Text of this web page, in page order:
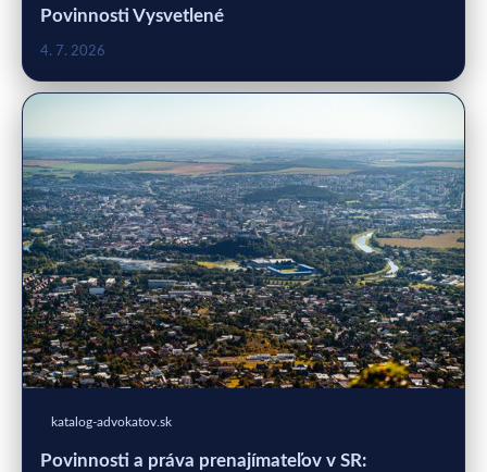
Povinnosti Vysvetlené
4. 7. 2026
katalog-advokatov.sk
Povinnosti a práva prenajímateľov v SR: